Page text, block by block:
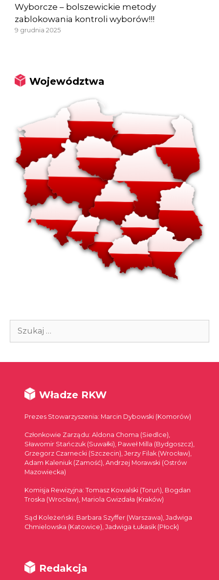
Wyborcze – bolszewickie metody
zablokowania kontroli wyborów!!!
9 grudnia 2025
Województwa
Szukaj:
Władze RKW
Prezes Stowarzyszenia: Marcin Dybowski (Komorów)
Członkowie Zarządu: Aldona Choma (Siedlce),
Sławomir Stańczuk (Suwałki), Paweł Milla (Bydgoszcz),
Grzegorz Czarnecki (Szczecin), Jerzy Filak (Wrocław),
Adam Kaleniuk (Zamość), Andrzej Morawski (Ostrów
Mazowiecka)
Komisja Rewizyjna: Tomasz Kowalski (Toruń), Bogdan
Troska (Wrocław), Mariola Gwizdała (Kraków)
Sąd Koleżeński: Barbara Szyffer (Warszawa), Jadwiga
Chmielowska (Katowice), Jadwiga Łukasik (Płock)
Redakcja